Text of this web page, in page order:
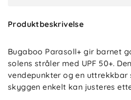
Produktbeskrivelse
Bugaboo Parasoll+ gir barnet
solens stråler med UPF 50+.
vendepunkter og en uttrekkbar
skyggen enkelt kan justeres